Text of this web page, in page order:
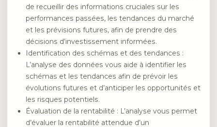
de recueillir des informations cruciales sur les
performances passées, les tendances du marché
et les prévisions futures, afin de prendre des
décisions d’investissement informées.
Identification des schémas et des tendances :
L’analyse des données vous aide à identifier les
schémas et les tendances afin de prévoir les
évolutions futures et d’anticiper les opportunités et
les risques potentiels.
Évaluation de la rentabilité : L’analyse vous permet
d’évaluer la rentabilité attendue d’un